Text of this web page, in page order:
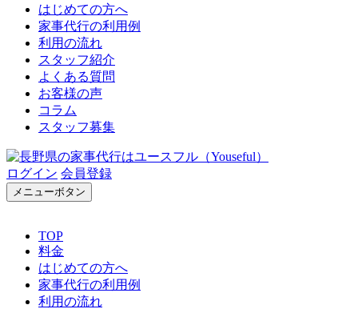
はじめての方へ
家事代行の利用例
利用の流れ
スタッフ紹介
よくある質問
お客様の声
コラム
スタッフ募集
ログイン 会員登録
メニューボタン
TOP
料金
はじめての方へ
家事代行の利用例
利用の流れ